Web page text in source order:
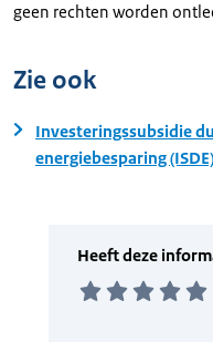
geen rechten worden
Zie ook
Investeringssubsidie
energiebesparing (ISDE)